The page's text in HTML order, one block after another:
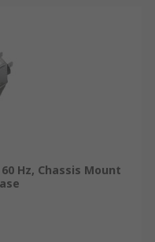
60 Hz, Chassis Mount